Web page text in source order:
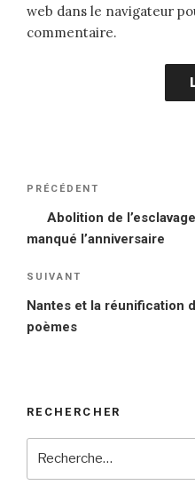
web dans le navigateur
commentaire.
Navigation
l’article
Article
précédent
PRÉCÉDENT
Abolition de
manqué l’anniversaire
Article
suivant
SUIVANT
Nantes et la réunification
poèmes
RECHERCHER